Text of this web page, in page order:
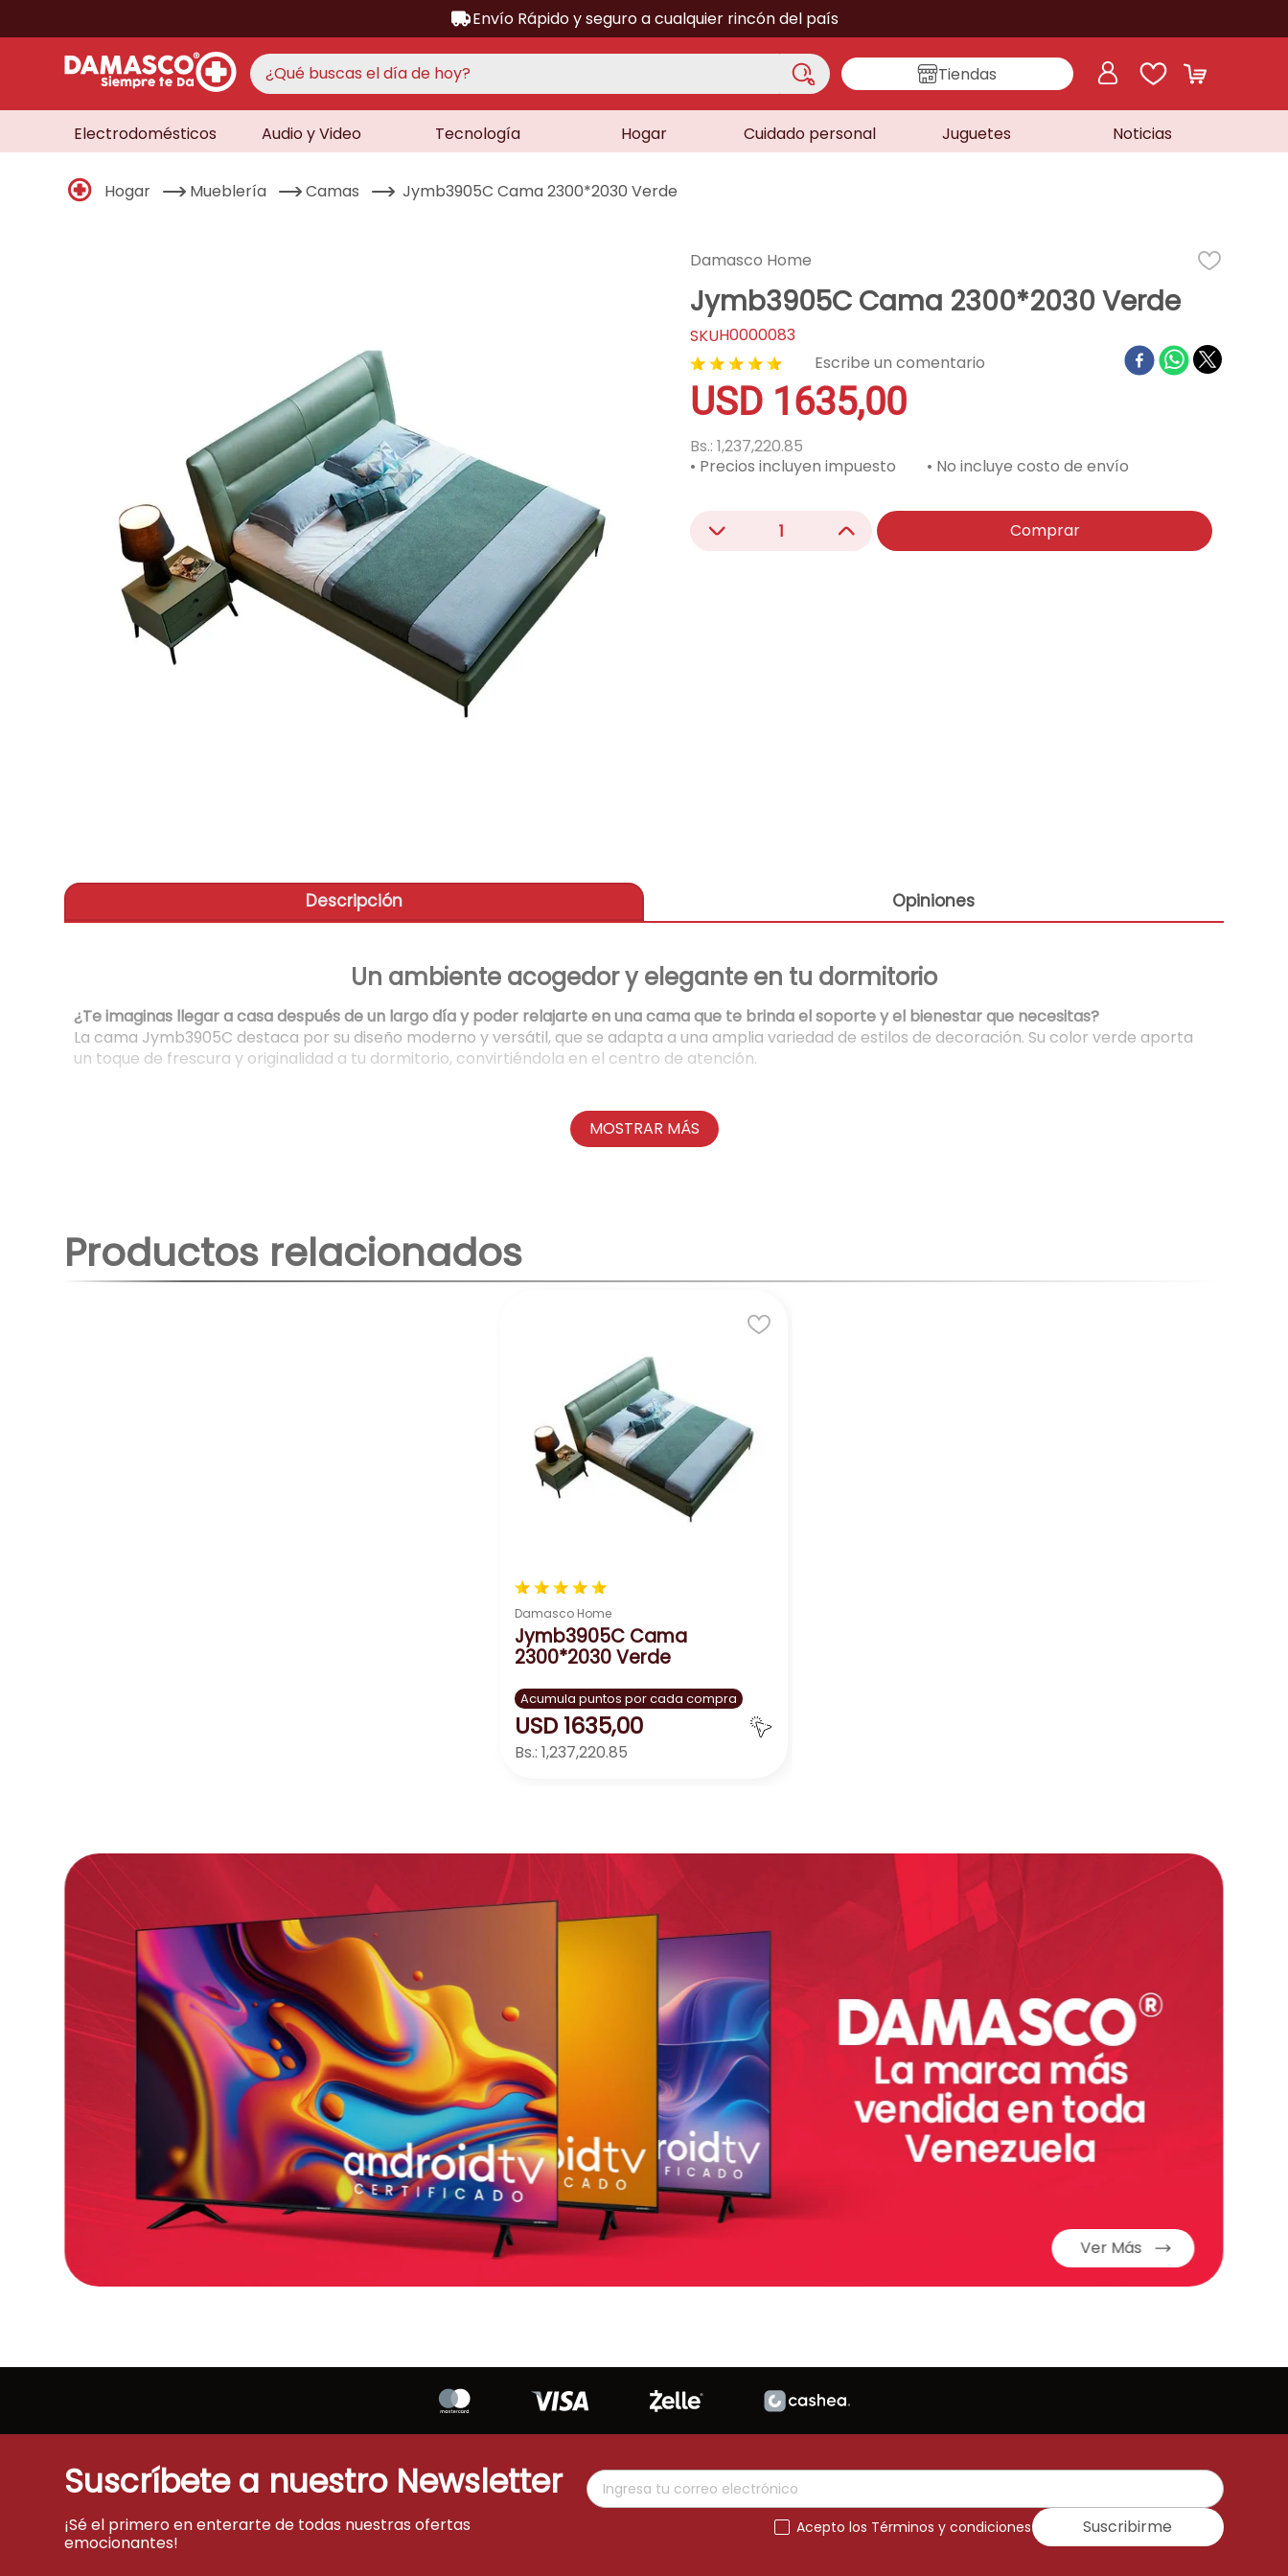
Envío Rápido y seguro a cualquier rincón del país
¿Qué buscas el día de hoy?
Tiendas
Electrodomésticos Audio y Video Tecnología Hogar Cuidado personal Juguetes Noticias
Hogar Mueblería Camas Jymb3905C Cama 2300*2030 Verde
Damasco Home
Jymb3905C Cama 2300*2030 Verde
H0000083
★★★★★
USD 1635,00
Bs.: 1,237,220.85
• Precios incluyen impuesto
• No incluye costo de envío
＋
－ Comprar
Descripción Opiniones
Un ambiente acogedor y elegante en tu dormitorio
¿Te imaginas llegar a casa después de un largo día y poder relajarte en una cama que te brinda el soporte y el bienestar que necesitas?
La cama Jymb3905C destaca por su diseño moderno y versátil, que se adapta a una amplia variedad de estilos de decoración. Su color verde aporta
un toque de frescura y originalidad a tu dormitorio, convirtiéndola en el centro de atención.
No tienes de qué preocuparte. La cama Jymb3905C está fabricada con materiales de alta calidad, que garantizan su resistencia y durabilidad a lo largo
del tiempo. Su estructura robusta y 1 estable te brinda seguridad y confianza en cada uso.
¿Quieres crear un dormitorio que refleje tu estilo personal?
MOSTRAR MÁS
Productos relacionados
★★★★★
Damasco Home
Jymb3905C Cama
2300*2030 Verde
Acumula puntos por cada compra
USD 1635,00
Bs.: 1,237,220.85
Ver Más
Suscríbete a nuestro Newsletter
¡Sé el primero en enterarte de todas nuestras ofertas
emocionantes!
Acepto los Términos y condiciones Suscribirme
TÉRMINOS MÁS BUSCADOS
2 nevera
7. televisor
8. neveras
9. aire-acondicionado
10. tv